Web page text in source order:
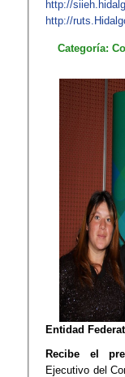
http://
http://
Categoría:
Entidad
Recibe el
Ejecutivo del